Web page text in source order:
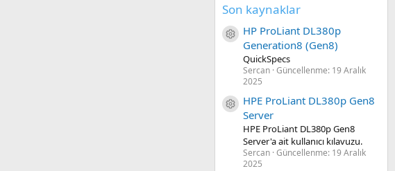
Son kaynaklar
Kaynak ikon/amblem
HP ProLiant DL380p
Generation8 (Gen8)
QuickSpecs
Sercan Güncellenme: 19 Aralık
2025
Kaynak ikon/amblem
HPE ProLiant DL380p Gen8
Server
HPE ProLiant DL380p Gen8
Server'a ait kullanıcı kılavuzu.
Sercan Güncellenme: 19 Aralık
2025